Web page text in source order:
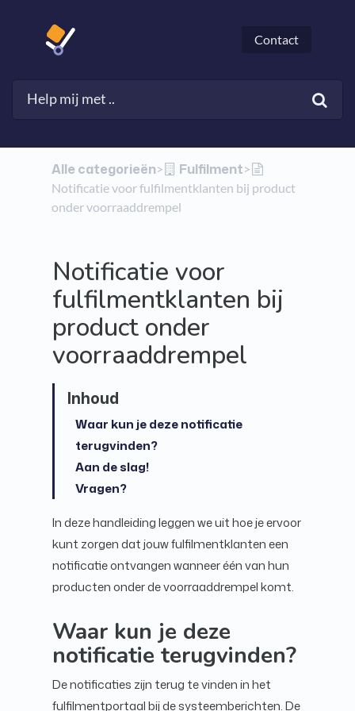
Contact
Alle categorieën​>​ ​Fulfilment​>​
Notificatie voor fulfilmentklanten bij product
onder voorraaddrempel
Notificatie voor
fulfilmentklanten bij
product onder
voorraaddrempel
Waar kun je deze notificatie
terugvinden?
Aan de slag!
Vragen?
In deze handleiding leggen we uit hoe je ervoor
kunt zorgen dat jouw fulfilmentklanten een
notificatie ontvangen wanneer één van hun
producten onder de voorraaddrempel komt.
Waar kun je deze
notificatie terugvinden?
De notificaties zijn terug te vinden in het
fulfilmentportaal bij de systeemberichten. De